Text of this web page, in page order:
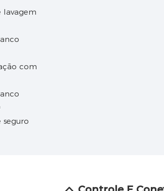
lavagem
com
seguro